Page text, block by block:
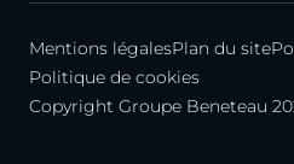
Mentions légalesPlan du site
Politique de cookies
Copyright Groupe Beneteau